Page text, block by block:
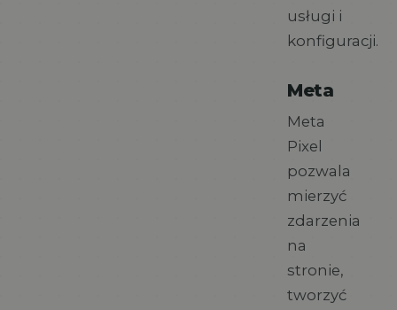
usługi i
konfiguracji.
Meta
Meta
Pixel
pozwala
mierzyć
zdarzenia
na
stronie,
tworzyć